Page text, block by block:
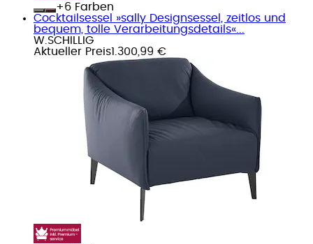
+
Farben
Cocktailsessel »sally Designsessel, zeitlos und
bequem, tolle Verarbeitungsdetails«...
W.SCHILLIG
Aktueller Preis1.300,99 €